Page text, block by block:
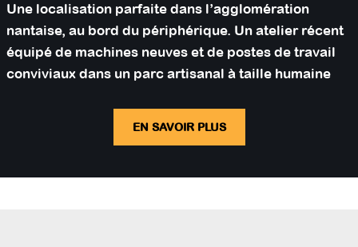
Une localisation parfaite dans l’agglomération
nantaise, au bord du périphérique. Un atelier récent
équipé de machines neuves et de postes de travail
conviviaux dans un parc artisanal à taille humaine
EN SAVOIR PLUS